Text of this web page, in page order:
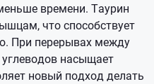
времени. Таурин
что способствует
При перерывах между
насыщает
новый подход делать